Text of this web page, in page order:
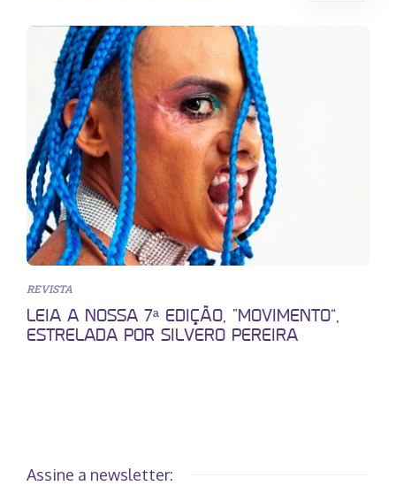
REVISTA
LEIA A NOSSA 7ª EDIÇÃO, “MOVIMENTO”,
ESTRELADA POR SILVERO PEREIRA
Assine a newsletter: